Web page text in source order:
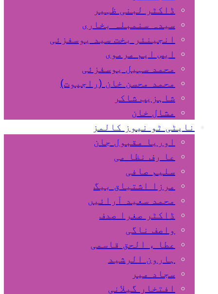
ڈاکٹر لبنی ظہیر
سیدہ سنمبلہ بخاری
انجینئر بخت سید یوسفزئی
ایس ایم مرموی
محمد سہیل یوسفزئی
محمد محسن خان (راجپوت)
شاہزیب شاکر
مشال خان
نایٹی ٹو نیوز کالمز
اوریا مقبول جان
عا رف نظا می
سلیم صافی
مرزا اشتیاق بیگ
محمد سعید آرائیں
ڈاکٹر صغرا صدف
واصف ناگی
عطا ء الحق قاسمی
ہارون الرشید
سجاد میر
افتخار گیلانی